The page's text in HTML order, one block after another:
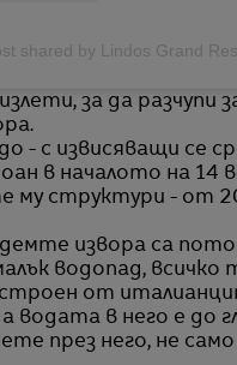
shared by Lindos Grand
за да разчупи
- с извисяващи се
в началото на 14
му структури - от
извора са
водопад, всичко
от
водата в него е до
през него, не